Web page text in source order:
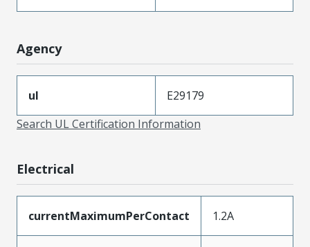
Agency
ul
E29179
Search UL Certification Information
Electrical
currentMaximumPerContact 1.2A